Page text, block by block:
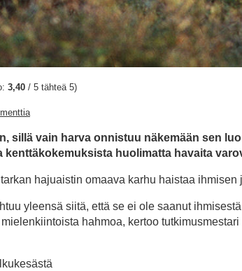
3,40 / 5 tähteä 5)
sillä vain harva onnistuu näkemään sen
kenttäkokemuksista huolimatta havaita
hajuaistin omaava karhu haistaa
yleensä siitä, että se ei ole saanut
hahmoa, kertoo